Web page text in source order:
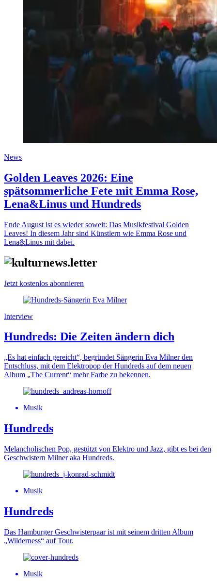
News
Golden Leaves 2026: Eine
spätsommerliche Fete mit Emma Rose,
Lena&Linus und Hundreds
Ende August ist es wieder soweit: Das Musikfestival Golden
Leaves! In diesem Jahr sind Künstlern wie Emma Rose und
Lena&Linus mit dabei.
Jetzt kostenlos abonnieren
Interview
Hundreds: Die Zeiten ändern dich
„Es hat einfach gereicht“, begründet Sängerin Eva Milner den
Entschluss, mit dem Elektropop der Hundreds auf dem neuen
Album „The Current“ mehr Farbe zu bekennen.
Musik
Hundreds
Melancholischen Pop, gestützt von Elektro und Jazz, gibt es bei den
Geschwistern Milner aka Hundreds.
Musik
Hundreds
Das Hamburger Geschwisterpaar ist mit seinem dritten Album
„Wilderness“ auf Tour.
Musik